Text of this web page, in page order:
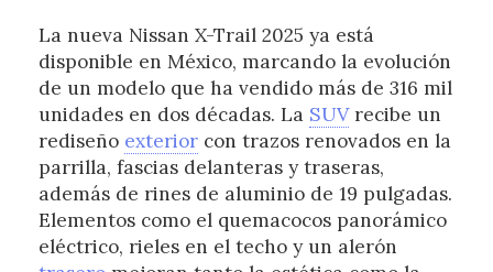
La nueva Nissan X-Trail 2025 ya está
disponible en México, marcando la evolución
de un modelo que ha vendido más de 316 mil
unidades en dos décadas. La SUVrecibe un
rediseño exteriorcon trazos renovados en la
parrilla, fascias delanteras y traseras,
además de rines de aluminio de 19 pulgadas.
Elementos como el quemacocos panorámico
eléctrico, rieles en el techo y un alerón